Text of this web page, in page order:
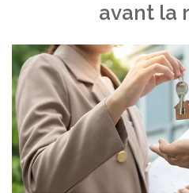
avant la